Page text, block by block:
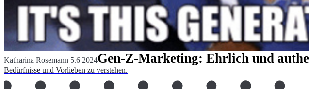
Katharina Rosemann 5.6.2024Gen-Z-Marketing: Ehrlich und
Bedürfnisse und Vorlieben zu verstehen.